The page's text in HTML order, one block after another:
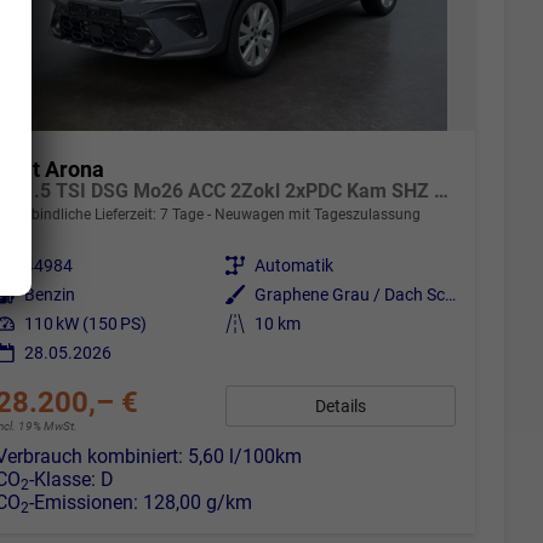
Seat Arona
FR 1.5 TSI DSG Mo26 ACC 2Zokl 2xPDC Kam SHZ Full Link
unverbindliche Lieferzeit: 7 Tage Neuwagen mit Tageszulassung
44984 Getriebe Automatik
Kraftstoff Benzin Außenfarbe
Graphene Grau / Dach Schwarz
Leistung 110 kW (150 PS) Kilometerstand
10 km
28.05.2026
€
19% MwSt.
Details
kombiniert: 5,60 l/100km
2-Klasse: D
2-Emissionen: 128,00 g/km